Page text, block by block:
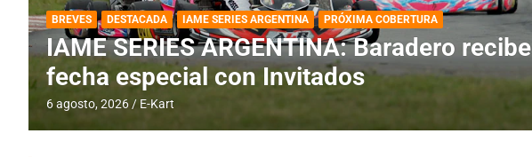
DESTACADA IAME SERIES ARGENTINA
IAME SERIES ARGENTINA: Horarios para la
fecha con Invitados
4 agosto, 2026 E-Kart